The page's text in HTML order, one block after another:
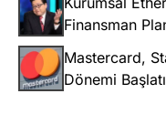
Finansman
Mastercard,
Dönemi